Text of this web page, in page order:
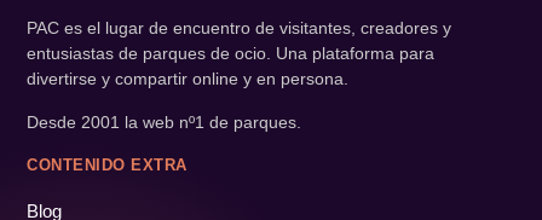
PAC es el lugar de encuentro de visitantes, creadores y
entusiastas de parques de ocio. Una plataforma para
divertirse y compartir online y en persona.
Desde 2001 la web nº1 de parques.
CONTENIDO EXTRA
Blog